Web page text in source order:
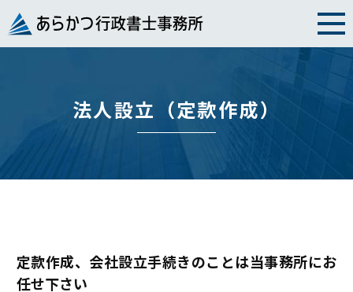
Skip
to
content
法人設立（定款作成）
定款作成、会社設立手続きのことは当事務所にお
任せ下さい